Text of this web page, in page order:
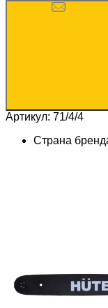
Артикул: 71/4/4
Страна